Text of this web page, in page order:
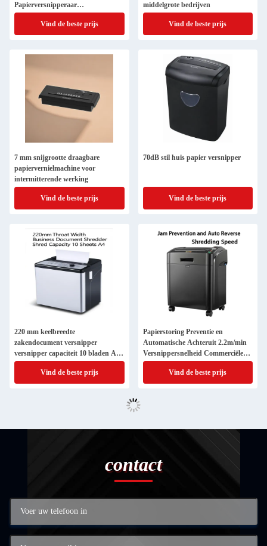
Papierversnipperaar
326x227x418mm voor Uw Bedrijf
Vind de beste prijs
middelgrote bedrijven
Vind de beste prijs
7 mm snijgrootte draagbare
papiervernielmachine voor
intermitterende werking
Vind de beste prijs
70dB stil huis papier versnipper
Vind de beste prijs
220 mm keelbreedte
zakendocument versnipper
versnipper capaciteit 10 bladen A4
voor vertrouwelijke versnippering
Vind de beste prijs
Papierstoring Preventie en
Automatische Achteruit 2.2m/min
Versnippersnelheid Commerciële
Papierversnipperaar
Vind de beste prijs
contact